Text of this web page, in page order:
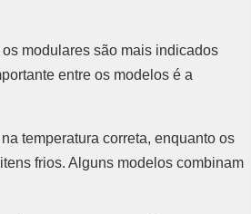
modulares são mais indicados
entre os modelos é a
temperatura correta, enquanto os
frios. Alguns modelos combinam